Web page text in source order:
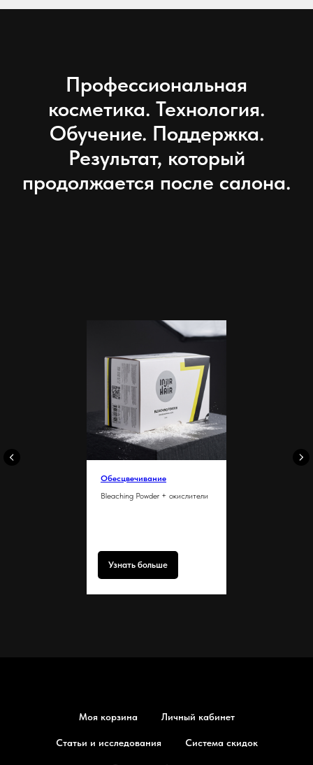
Профессиональная
косметика. Технология.
Обучение. Поддержка.
Результат, который
продолжается после салона.
Обесцвечивание
Bleaching Powder + окислители
Узнать больше
Моя корзина Личный кабинет
Статьи и исследования Система скидок